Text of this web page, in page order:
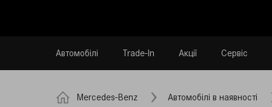
Автомобілі Trade-In Акції Сервіс
Mercedes-Benz Автомобілі в наявності